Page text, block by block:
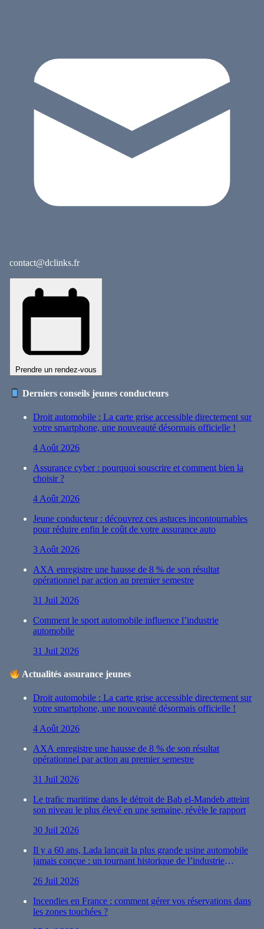
contact@dclinks.fr
Prendre un rendez-vous
Derniers conseils jeunes conducteurs
Droit automobile : La carte grise accessible directement sur
votre smartphone, une nouveauté désormais officielle !
4 Août 2026
Assurance cyber : pourquoi souscrire et comment bien la
choisir ?
4 Août 2026
Jeune conducteur : découvrez ces astuces incontournables
pour réduire enfin le coût de votre assurance auto
3 Août 2026
AXA enregistre une hausse de 8 % de son résultat
opérationnel par action au premier semestre
31 Juil 2026
Comment le sport automobile influence l’industrie
automobile
31 Juil 2026
Actualités assurance jeunes
Droit automobile : La carte grise accessible directement sur
votre smartphone, une nouveauté désormais officielle !
4 Août 2026
AXA enregistre une hausse de 8 % de son résultat
opérationnel par action au premier semestre
31 Juil 2026
Le trafic maritime dans le détroit de Bab el-Mandeb atteint
son niveau le plus élevé en une semaine, révèle le rapport
30 Juil 2026
Il y a 60 ans, Lada lançait la plus grande usine automobile
jamais conçue : un tournant historique de l’industrie
26 Juil 2026
Incendies en France : comment gérer vos réservations dans
les zones touchées ?